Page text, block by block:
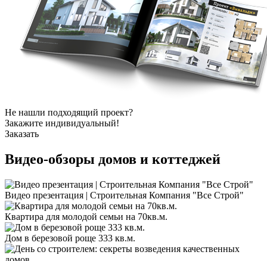
Не нашли подходящий проект?
Закажите индивидуальный!
Заказать
Видео-обзоры домов и коттеджей
Видео презентация | Строительная Компания "Все Строй"
Квартира для молодой семьи на 70кв.м.
Дом в березовой роще 333 кв.м.